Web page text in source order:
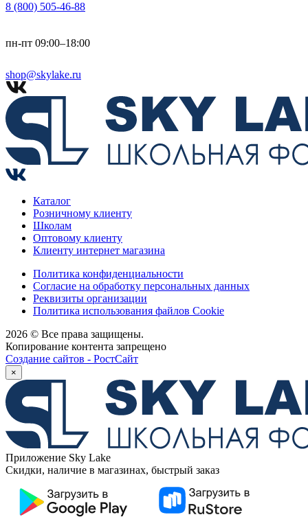
8 (800) 505-46-88
пн-пт 09:00–18:00
shop@skylake.ru
Каталог
Розничному клиенту
Школам
Оптовому клиенту
Клиенту интернет магазина
Политика конфиденциальности
Согласие на обработку персональных данных
Реквизиты организации
Политика использования файлов Cookie
2026 © Все права защищены.
Копирование контента запрещено
Создание сайтов - РостСайт
×
Приложение Sky Lake
Скидки, наличие в магазинах, быстрый заказ